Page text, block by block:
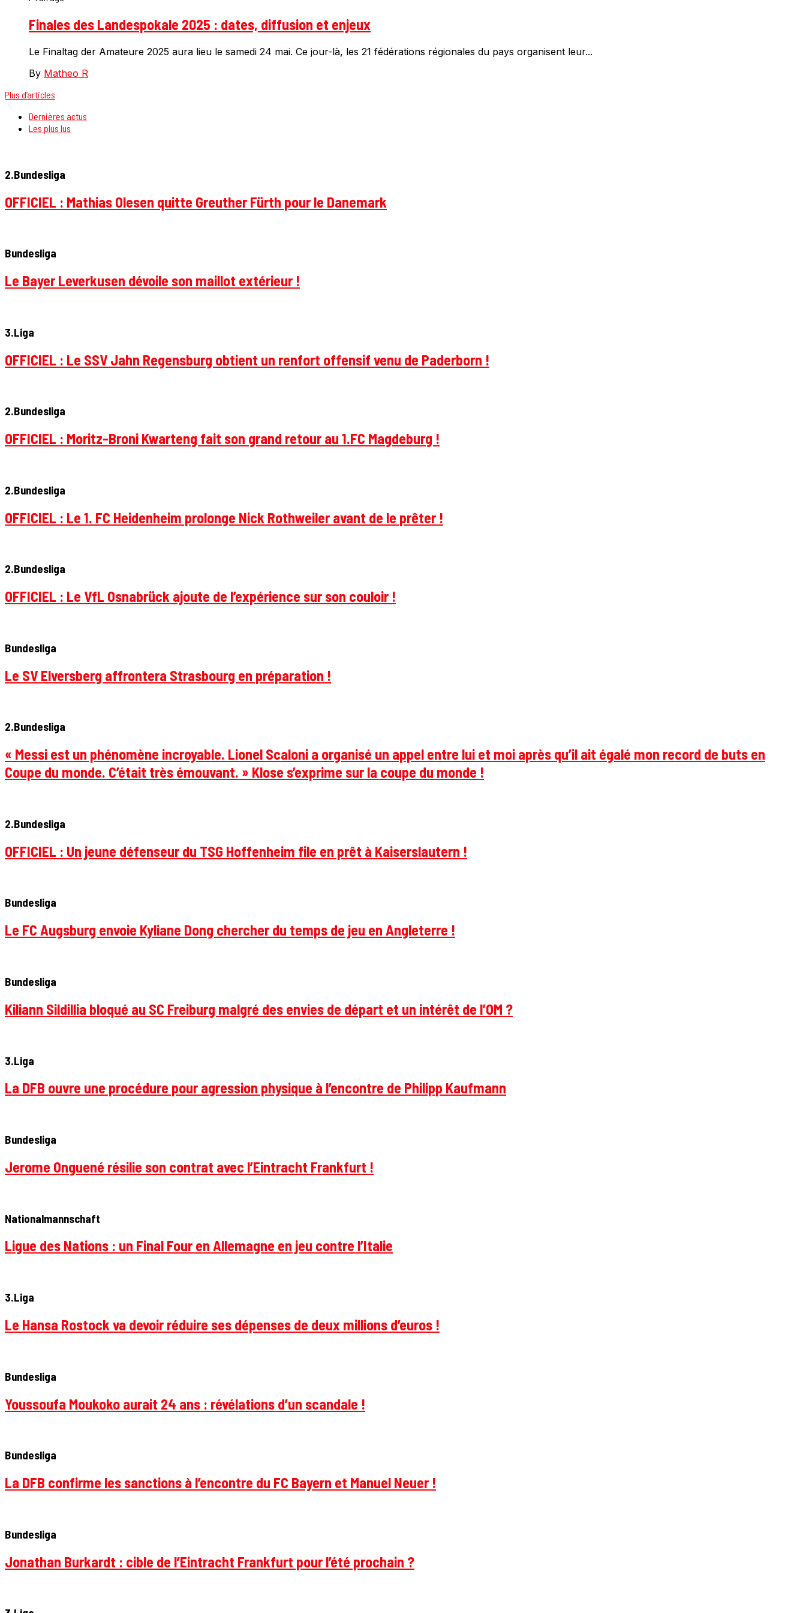
Finales des Landespokale 2025 : dates, diffusion et enjeux
Le Finaltag der Amateure 2025 aura lieu le samedi 24 mai. Ce jour-là, les 21 fédérations régionales du pays organisent leur...
By Matheo R
Plus d’articles
Dernières actus
Les plus lus
2.Bundesliga
OFFICIEL : Mathias Olesen quitte Greuther Fürth pour le Danemark
Bundesliga
Le Bayer Leverkusen dévoile son maillot extérieur !
3.Liga
OFFICIEL : Le SSV Jahn Regensburg obtient un renfort offensif venu de Paderborn !
2.Bundesliga
OFFICIEL : Moritz-Broni Kwarteng fait son grand retour au 1.FC Magdeburg !
2.Bundesliga
OFFICIEL : Le 1. FC Heidenheim prolonge Nick Rothweiler avant de le prêter !
2.Bundesliga
OFFICIEL : Le VfL Osnabrück ajoute de l’expérience sur son couloir !
Bundesliga
Le SV Elversberg affrontera Strasbourg en préparation !
2.Bundesliga
« Messi est un phénomène incroyable. Lionel Scaloni a organisé un appel entre lui et moi après qu’il ait égalé mon record de buts en
Coupe du monde. C’était très émouvant. » Klose s’exprime sur la coupe du monde !
2.Bundesliga
OFFICIEL : Un jeune défenseur du TSG Hoffenheim file en prêt à Kaiserslautern !
Bundesliga
Le FC Augsburg envoie Kyliane Dong chercher du temps de jeu en Angleterre !
Bundesliga
Kiliann Sildillia bloqué au SC Freiburg malgré des envies de départ et un intérêt de l’OM ?
3.Liga
La DFB ouvre une procédure pour agression physique à l’encontre de Philipp Kaufmann
Bundesliga
Jerome Onguené résilie son contrat avec l’Eintracht Frankfurt !
Nationalmannschaft
Ligue des Nations : un Final Four en Allemagne en jeu contre l’Italie
3.Liga
Le Hansa Rostock va devoir réduire ses dépenses de deux millions d’euros !
Bundesliga
Youssoufa Moukoko aurait 24 ans : révélations d’un scandale !
Bundesliga
La DFB confirme les sanctions à l’encontre du FC Bayern et Manuel Neuer !
Bundesliga
Jonathan Burkardt : cible de l’Eintracht Frankfurt pour l’été prochain ?